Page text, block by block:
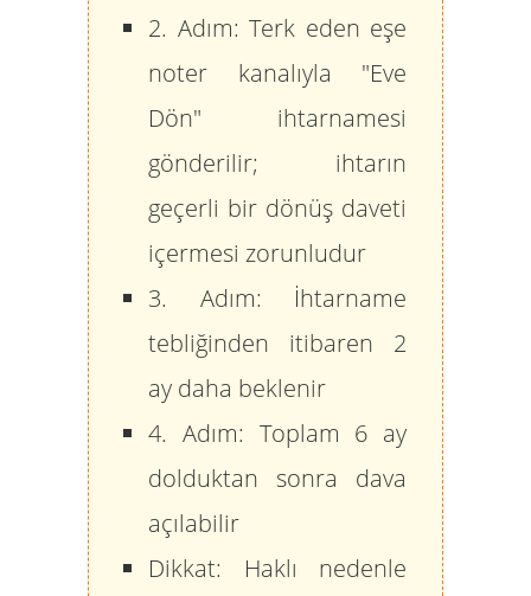
2. Adım: Terk eden eşe
noter kanalıyla "Eve
Dön" ihtarnamesi
gönderilir; ihtarın
geçerli bir dönüş daveti
içermesi zorunludur
3. Adım: İhtarname
tebliğinden itibaren 2
ay daha beklenir
4. Adım: Toplam 6 ay
dolduktan sonra dava
açılabilir
Dikkat: Haklı nedenle